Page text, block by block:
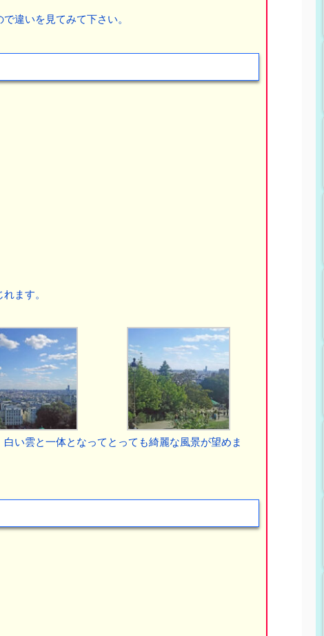
違いを見てみて下さい。
ます。
い雲と一体となってとっても綺麗な風景が望めま